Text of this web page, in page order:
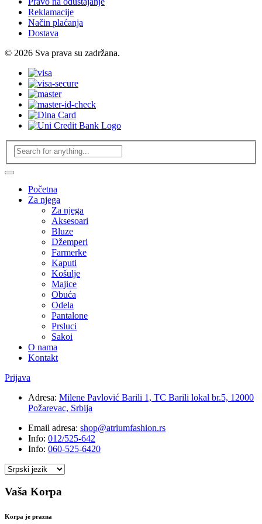
Reklamacije
Način plaćanja
Dostava
© 2026 Sva prava su zadržana.
Početna
Za njega
Za njega
Aksesoari
Bluze
Džemperi
Farmerke
Kaputi
Košulje
Majice
Obuća
Odela
Pantalone
Prsluci
Sakoi
O nama
Kontakt
Prijava
Adresa: Milene Pavlović Barili 1, TC Barili lokal br.5, 12000
Požarevac, Srbija
Email adresa: shop@atriumfashion.rs
Info: 012/525-642
Info: 060-525-6420
Vaša Korpa
Korpa je prazna